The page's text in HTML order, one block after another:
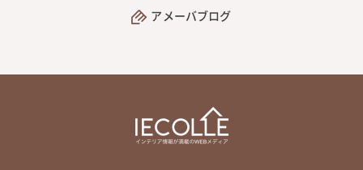
アメーバブログ